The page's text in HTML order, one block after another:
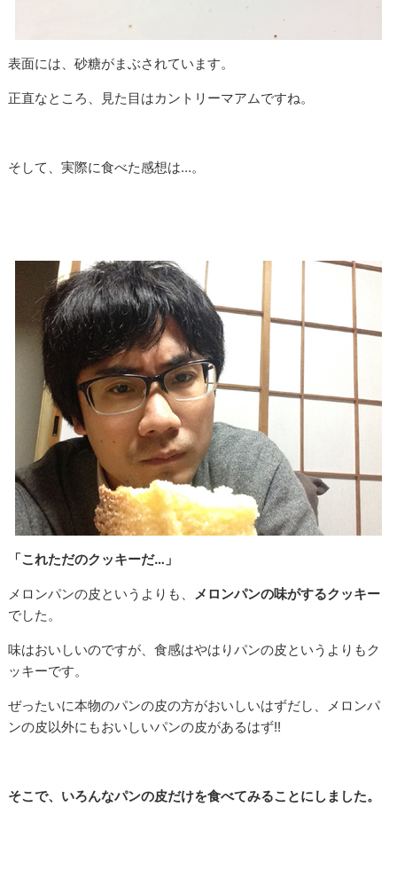
表面には、砂糖がまぶされています。
正直なところ、見た目はカントリーマアムですね。
そして、実際に食べた感想は…。
「これただのクッキーだ…」
メロンパンの皮というよりも、
メロンパンの味がするクッキー
でした。
味はおいしいのですが、食感はやはりパンの皮というよりもク
ッキーです。
ぜったいに本物のパンの皮の方がおいしいはずだし、メロンパ
ンの皮以外にもおいしいパンの皮があるはず!!
そこで、いろんなパンの皮だけを食べてみることにしました。